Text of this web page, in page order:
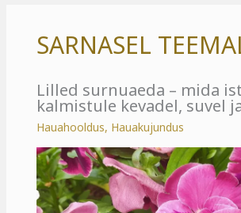
SARNASEL
Lilled surnuaeda – mida
kalmistule kevadel, suvel
Hauahooldus, Hauakujundus